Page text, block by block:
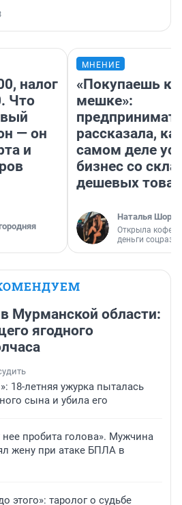
налог
Что
— он
и
МНЕНИЕ
«Покупаешь
мешке»:
рассказала,
самом деле
бизнес со
дешевых
Наталья
Открыла
деньги
Мурманской области:
ягодного
18-летняя ужурка пыталась
сына и убила его
пробита голова». Мужчина
жену при атаке БПЛА в
этого»: таролог о судьбе